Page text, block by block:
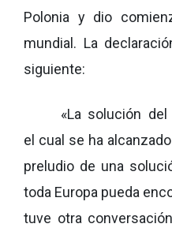
Polonia y dio
mundial. La
siguiente:
«La solución
el cual se ha
preludio de una
toda Europa pueda
tuve otra